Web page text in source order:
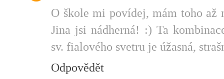
O škole mi povídej, mám toho
Jina jsi nádherná! :) Ta
sv. fialového svetru je úžasná,
Odpovědět